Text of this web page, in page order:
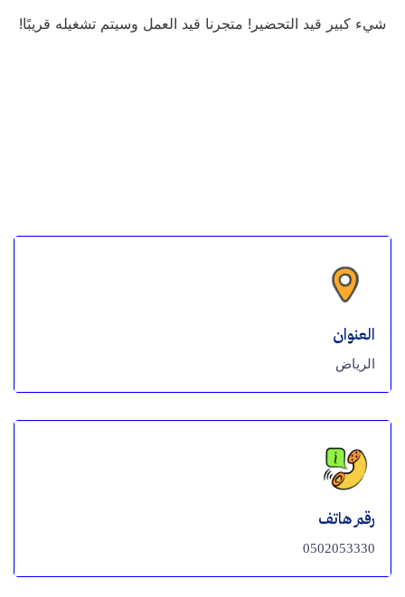
شيء كبير قيد التحضير! متجرنا قيد العمل وسيتم تشغيله قريبًا!
العنوان
الرياض
رقم هاتف
0502053330